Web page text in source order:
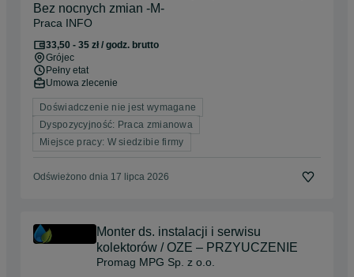
Bez nocnych zmian -M-
Praca INFO
33,50 - 35 zł / godz. brutto
Grójec
Pełny etat
Umowa zlecenie
Doświadczenie nie jest wymagane
Dyspozycyjność: Praca zmianowa
Miejsce pracy: W siedzibie firmy
Odświeżono dnia 17 lipca 2026
Monter ds. instalacji i serwisu
kolektorów / OZE – PRZYUCZENIE
Promag MPG Sp. z o.o.